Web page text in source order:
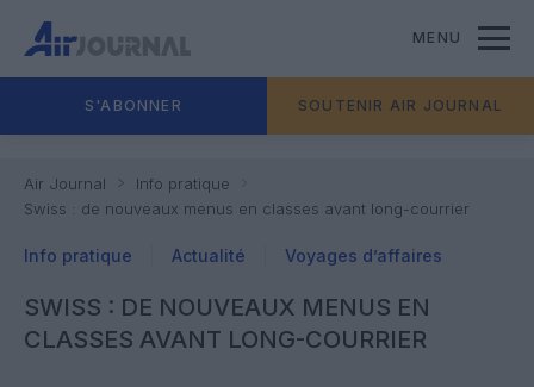
MENU
S'ABONNER SOUTENIR AIR JOURNAL
Air Journal
Info pratique
Swiss : de nouveaux menus en classes avant long-courrier
Info pratique Actualité Voyages d’affaires
SWISS : DE NOUVEAUX MENUS EN
CLASSES AVANT LONG-COURRIER